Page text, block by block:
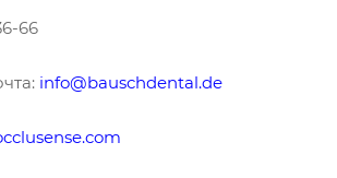
66
info@bauschdental.de